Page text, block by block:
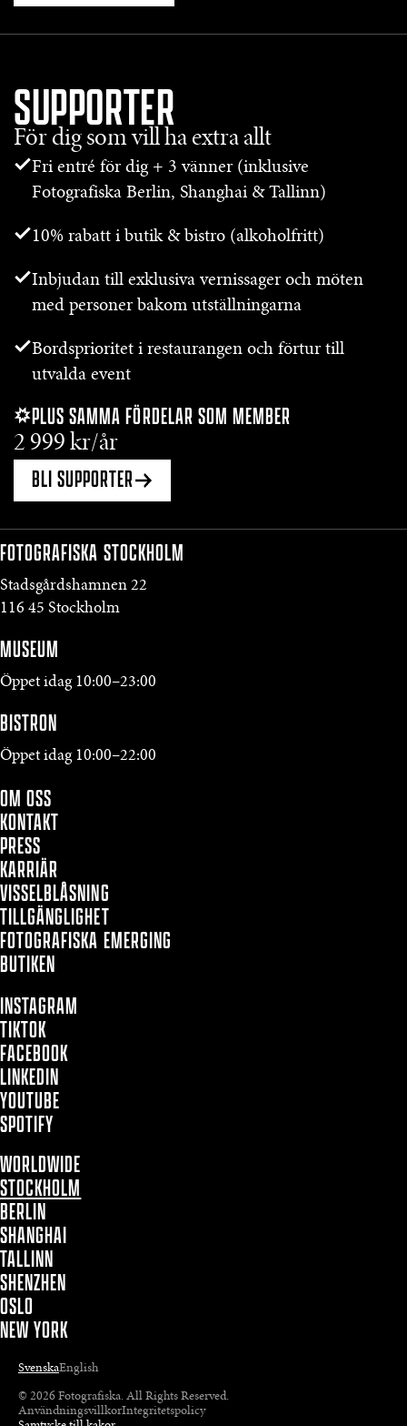
SUPPORTER
För dig som vill ha extra allt
Fri entré för dig + 3 vänner (inklusive
Fotografiska Berlin, Shanghai & Tallinn)
10% rabatt i butik & bistro (alkoholfritt)
Inbjudan till exklusiva vernissager och möten
med personer bakom utställningarna
Bordsprioritet i restaurangen och förtur till
utvalda event
PLUS SAMMA FÖRDELAR SOM MEMBER
2 999 kr/år
BLI SUPPORTER
FOTOGRAFISKA STOCKHOLM
Stadsgårdshamnen 22
116 45 Stockholm
MUSEUM
Öppet idag 10:00–23:00
BISTRON
Öppet idag 10:00–22:00
OM OSS
KONTAKT
PRESS
KARRIÄR
VISSELBLÅSNING
TILLGÄNGLIGHET
FOTOGRAFISKA EMERGING
BUTIKEN
INSTAGRAM
TIKTOK
FACEBOOK
LINKEDIN
YOUTUBE
SPOTIFY
WORLDWIDE
STOCKHOLM
BERLIN
SHANGHAI
TALLINN
SHENZHEN
OSLO
NEW YORK
SvenskaEnglish
© 2026 Fotografiska. All Rights Reserved.
AnvändningsvillkorIntegritetspolicy